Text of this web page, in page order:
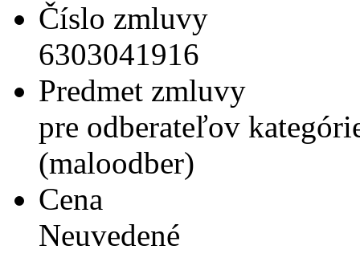
Číslo zmluvy
6303041916
Predmet zmluvy
pre odberateľov
(maloodber)
Cena
Neuvedené